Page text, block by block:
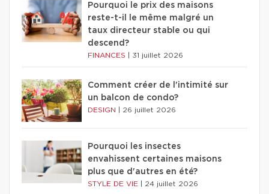
Pourquoi le prix des maisons
reste-t-il le même malgré un
taux directeur stable ou qui
descend?
FINANCES 31 juillet 2026
Comment créer de l'intimité sur
un balcon de condo?
DESIGN 26 juillet 2026
Pourquoi les insectes
envahissent certaines maisons
plus que d'autres en été?
STYLE DE VIE 24 juillet 2026